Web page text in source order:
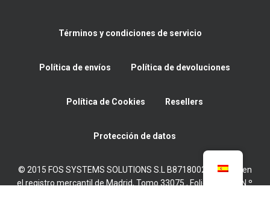
Términos y condiciones de servicio
Política de envíos Política de devoluciones
Política de Cookies Resellers
Protección de datos
© 2015 FOS SYSTEMS SOLUTIONS S.L B87180022 Inscrita en
el registro mercantil de Madrid, Tomo 33075 , Folio 11, Hoja N.º